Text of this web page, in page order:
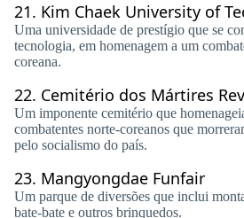
21. Kim Chaek University of
Uma universidade de prestígio que se
tecnologia, em homenagem a um
coreana.
22. Cemitério dos Mártires
Um imponente cemitério que
combatentes norte-coreanos que
pelo socialismo do país.
23. Mangyongdae Funfair
Um parque de diversões que inclui
bate-bate e outros brinquedos.